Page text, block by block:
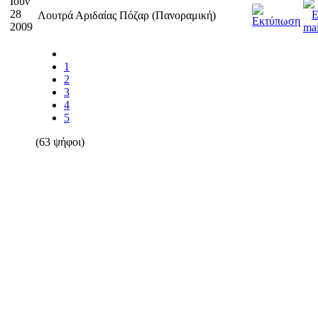
28
2009
Λουτρά Αριδαίας Πόζαρ (Πανοραμική)
1
2
3
4
5
(63 ψήφοι)